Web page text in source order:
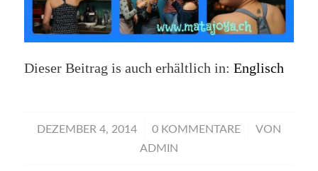
Dieser Beitrag is auch erhältlich in: Englisch
DEZEMBER 4, 2014
/ 0 KOMMENTARE
/
VON
ADMIN